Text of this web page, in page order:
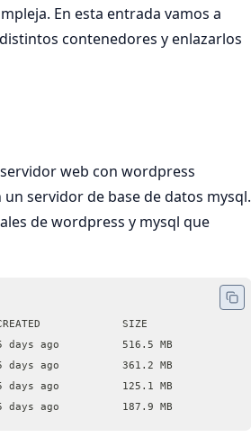
En esta entrada vamos a
contenedores y enlazarlos
web con wordpress
servidor de base de datos mysql.
de wordpress y mysql que
SIZE
ago          516.5 MB
days ago          361.2 MB
ago          125.1 MB
days ago          187.9 MB